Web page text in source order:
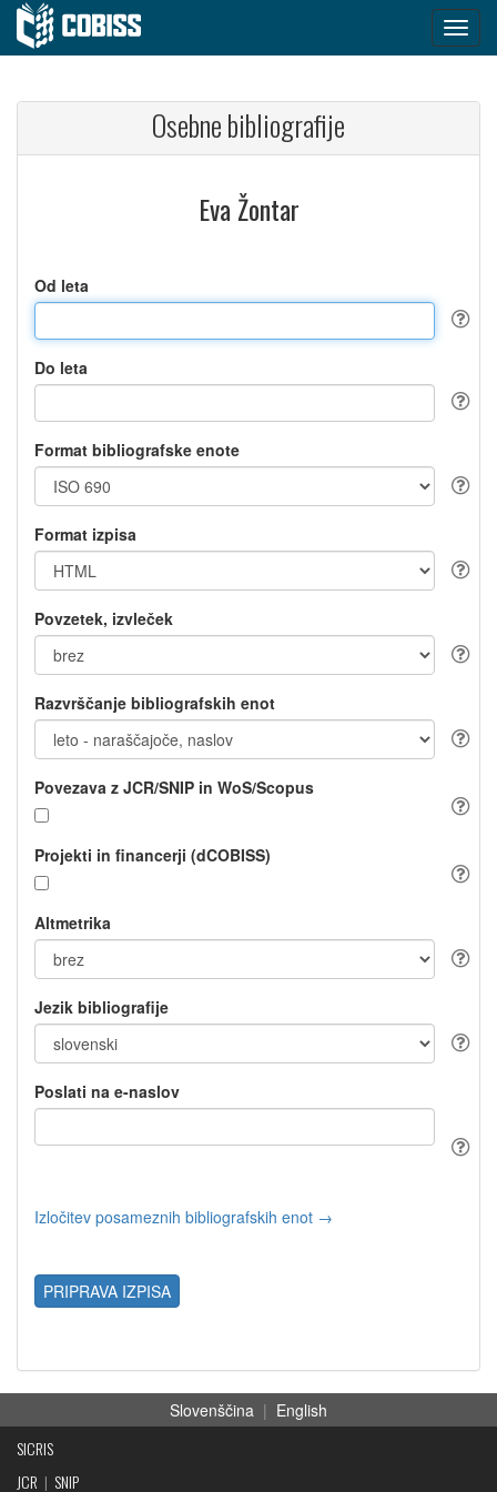
Osebne bibliografije
Eva Žontar
Od leta
Do leta
Format bibliografske enote
Format izpisa
Povzetek, izvleček
Razvrščanje bibliografskih enot
Povezava z JCR/SNIP in WoS/Scopus
Projekti in financerji (dCOBISS)
Altmetrika
Jezik bibliografije
Poslati na e-naslov
Izločitev posameznih bibliografskih enot →
PRIPRAVA IZPISA
Slovenščina | English
SICRIS
JCR | SNIP